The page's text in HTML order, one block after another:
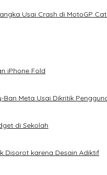
Usai Crash di MotoGP
iPhone Fold
Meta Usai Dikritik
di Sekolah
Disorot karena Desain Adiktif